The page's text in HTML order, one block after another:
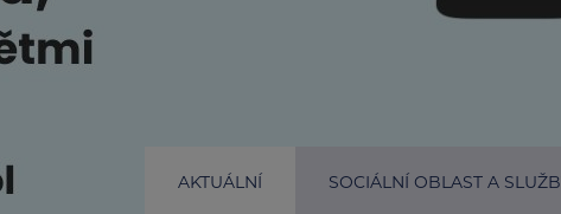
AKTUÁLNÍ SOCIÁLNÍ OBLAST A